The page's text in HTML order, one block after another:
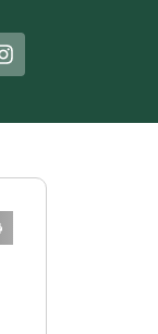
I
n
a
r
m